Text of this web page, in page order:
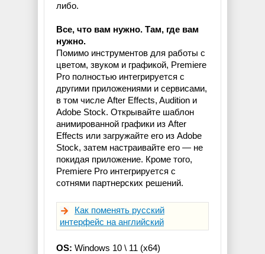
либо.
Все, что вам нужно. Там, где вам
нужно.
Помимо инструментов для работы с
цветом, звуком и графикой, Premiere
Pro полностью интегрируется с
другими приложениями и сервисами,
в том числе After Effects, Audition и
Adobe Stock. Открывайте шаблон
анимированной графики из After
Effects или загружайте его из Adobe
Stock, затем настраивайте его — не
покидая приложение. Кроме того,
Premiere Pro интегрируется с
сотнями партнерских решений.
Как поменять русский
интерфейс на английский
OS: Windows 10 \ 11 (x64)